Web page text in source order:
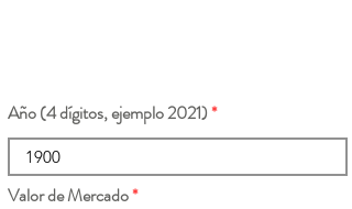
Año (4 dígitos, ejemplo 2021)
Valor de Mercado